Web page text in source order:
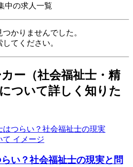
中の求人一覧
かりませんでした。
てください。
ー（社会福祉士・精
ついて詳しく知りた
い？社会福祉士の現実と問